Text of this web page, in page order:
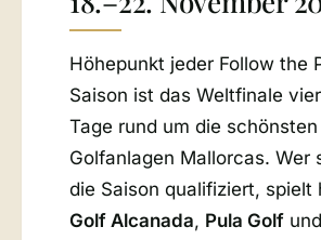
Höhepunkt jeder Follow the
Saison ist das Weltfinale
Tage rund um die schönsten
Golfanlagen Mallorcas. Wer
die Saison qualifiziert, spielt
Golf Alcanada, Pula Golf und